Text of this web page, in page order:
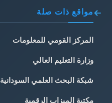
مواقع ذات صلة
المركز القومي للمعلومات
وزارة التعليم العالي
شبكة البحث العلمي السودانية
مكتبة الميزاب الرقمية